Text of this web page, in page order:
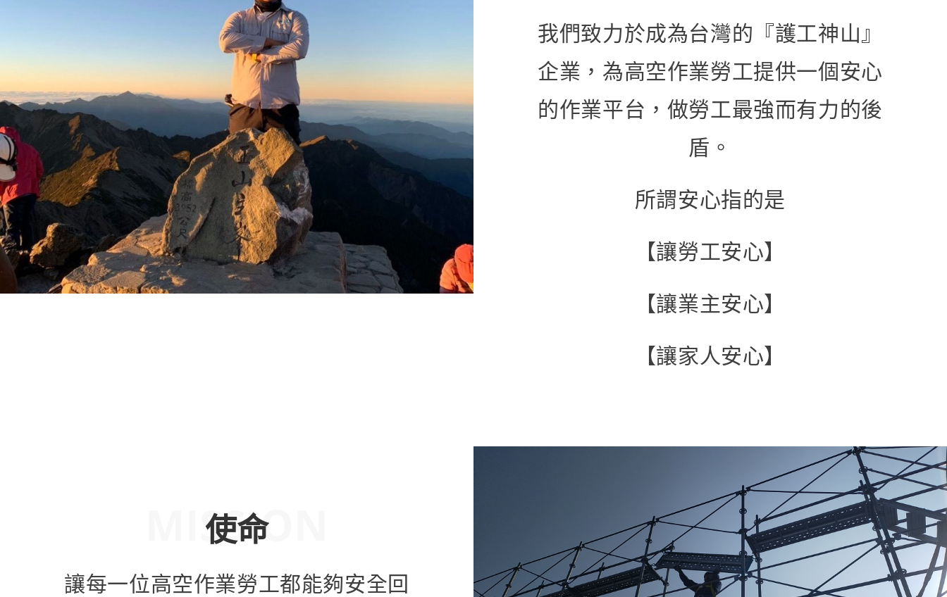
我們致力於成為台灣的『護工神山』
企業，為高空作業勞工提供一個安心
的作業平台，做勞工最強而有力的後
盾。
所謂安心指的是
【讓勞工安心】
【讓業主安心】
【讓家人安心】
MISSION
使命
讓每一位高空作業勞工都能夠安全回